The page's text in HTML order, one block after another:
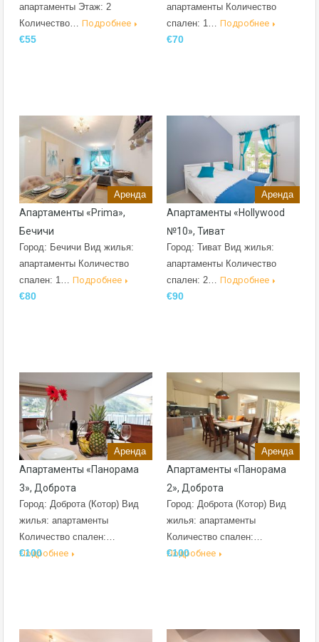
апартаменты Этаж: 2
Количество… Подробнее
€55
апартаменты Количество
спален: 1… Подробнее
€70
Аренда
Апартаменты «Prima»,
Бечичи
Город: Бечичи Вид жилья:
апартаменты Количество
спален: 1… Подробнее
€80
Аренда
Апартаменты «Hollywood
№10», Тиват
Город: Тиват Вид жилья:
апартаменты Количество
спален: 2… Подробнее
€90
Аренда
Апартаменты «Панорама
3», Доброта
Город: Доброта (Котор) Вид
жилья: апартаменты
Количество спален:…
Подробнее
€100
Аренда
Апартаменты «Панорама
2», Доброта
Город: Доброта (Котор) Вид
жилья: апартаменты
Количество спален:…
Подробнее
€100